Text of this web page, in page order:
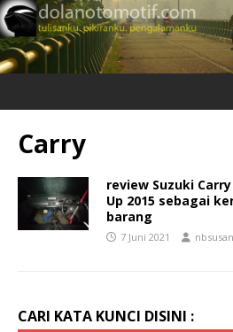
Carry
review Suzuki
Up 2015 sebagai
barang
7 Juni 2021
CARI KATA KUNCI DISINI :